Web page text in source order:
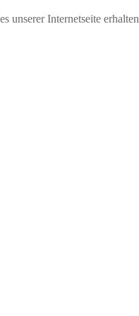
unserer Internetseite